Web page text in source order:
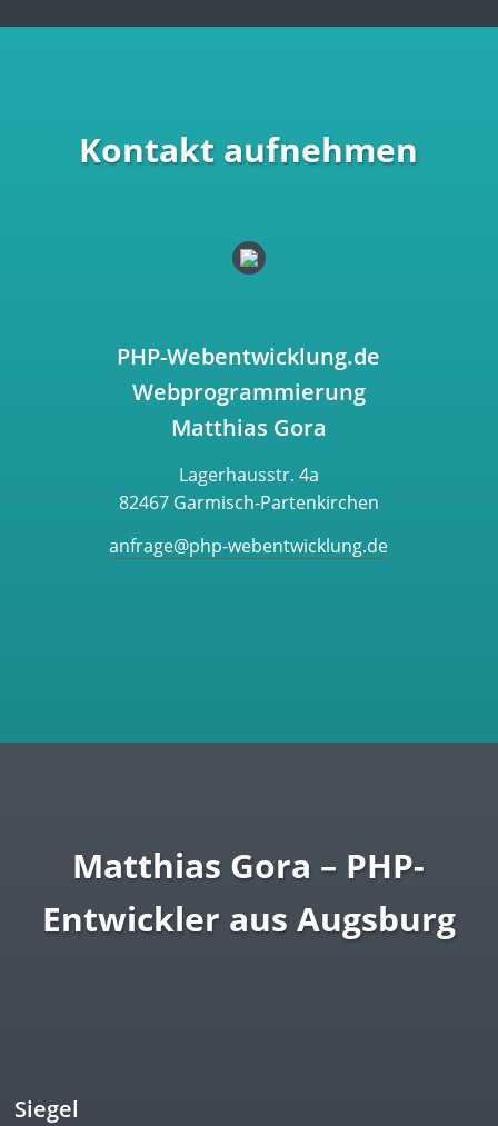
Kontakt aufnehmen
PHP-Webentwicklung.de
Webprogrammierung
Matthias Gora
Lagerhausstr. 4a
82467 Garmisch-Partenkirchen
anfrage@php-webentwicklung.de
Matthias Gora – PHP-
Entwickler aus Augsburg
Siegel